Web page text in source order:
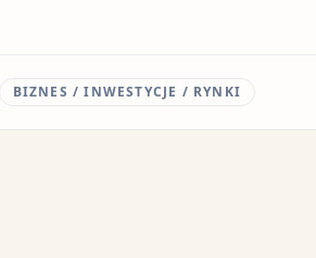
BIZNES / INWESTYCJE / RYNKI